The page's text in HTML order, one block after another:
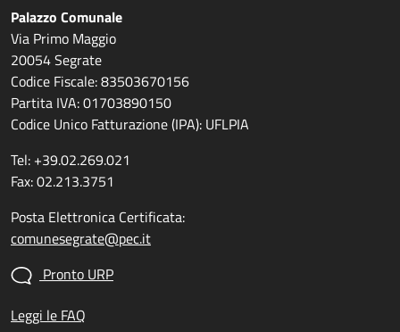
Palazzo Comunale
Via Primo Maggio
20054 Segrate
Codice Fiscale: 83503670156
Partita IVA: 01703890150
Codice Unico Fatturazione (IPA): UFLPIA
Tel: +39.02.269.021
Fax: 02.213.3751
Posta Elettronica Certificata:
comunesegrate@pec.it
Pronto URP
Leggi le FAQ